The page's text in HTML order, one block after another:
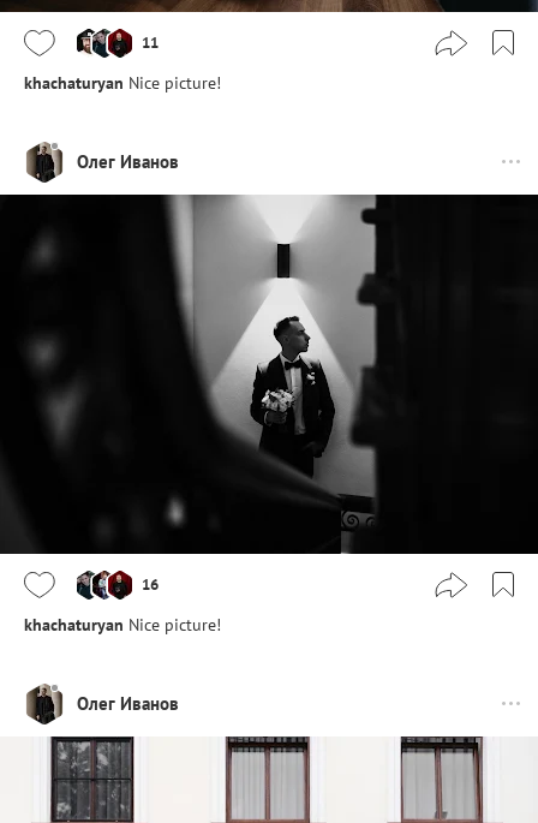
11
khachaturyan Nice picture!
Олег Иванов
16
khachaturyan Nice picture!
Олег Иванов